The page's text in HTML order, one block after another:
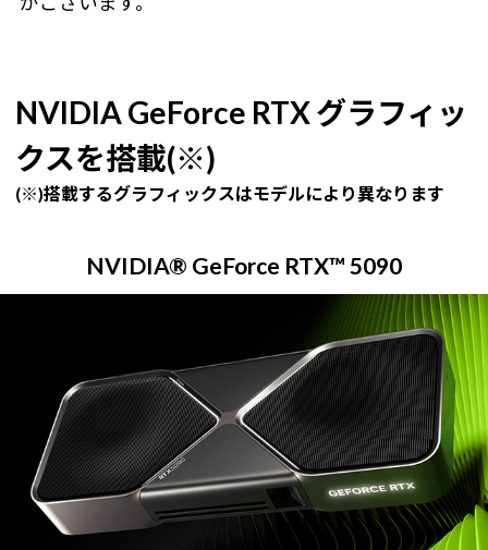
NVIDIA GeForce RTX グラフィッ
クスを搭載(※)
(※)搭載するグラフィックスはモデルにより異なります
NVIDIA® GeForce RTX™ 5090